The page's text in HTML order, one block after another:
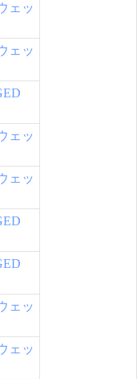
ェッ
ェッ
ェッ
ェッ
ェッ
ェッ